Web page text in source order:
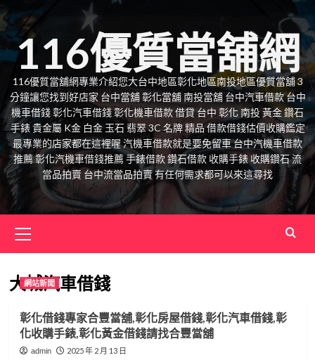
to
content116優質當舖網
116優質當舖網專業介紹您大台中地區彰化地區南投地區優質當舖 3
分鐘讓您找到好店家 台中當舖 彰化當舖 南投當舖 台中汽車借款 台中
機車借錢 彰化汽車借錢 彰化機車借款 借貸 台中 彰化 南投 黃金 鑽石
手錶 貴金屬 K金 白金 玉石 翡翠 3C 名牌 精品 借款借錢估價收購鑑定
最專業的店家都在這裡喔 汽機車借款就是要免留車 台中汽機車借款
推薦 彰化汽機車借錢推薦 手錶借款 鑽石借款 收購手錶 收購鑽石 流
當品拍賣 台中流當品拍賣 有任何需求都可以來這尋找
Menu
大城汽車借錢
網站新聞
彰化借錢專家合豐當舖,彰化房屋借錢,彰化汽車借錢,彰
化收購手錶,彰化黃金借錢請找合豐當舖
admin 2025 年 2 月 13 日